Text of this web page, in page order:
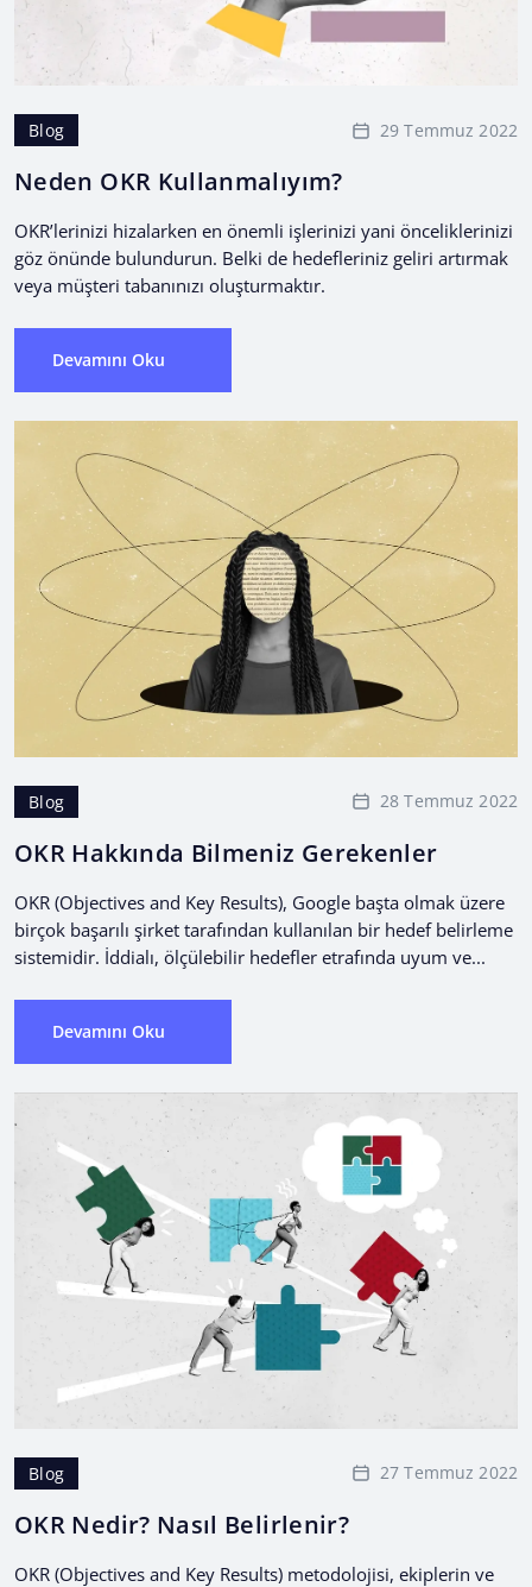
Blog 29 Temmuz 2022
Neden OKR Kullanmalıyım?
OKR’lerinizi hizalarken en önemli işlerinizi yani önceliklerinizi
göz önünde bulundurun. Belki de hedefleriniz geliri artırmak
veya müşteri tabanınızı oluşturmaktır.
Devamını Oku
Blog 28 Temmuz 2022
OKR Hakkında Bilmeniz Gerekenler
OKR (Objectives and Key Results), Google başta olmak üzere
birçok başarılı şirket tarafından kullanılan bir hedef belirleme
sistemidir. İddialı, ölçülebilir hedefler etrafında uyum ve...
Devamını Oku
Blog 27 Temmuz 2022
OKR Nedir? Nasıl Belirlenir?
OKR (Objectives and Key Results) metodolojisi, ekiplerin ve